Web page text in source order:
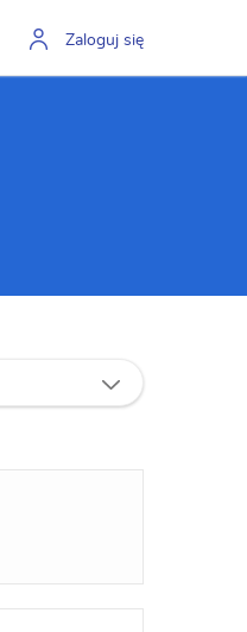
Zaloguj się